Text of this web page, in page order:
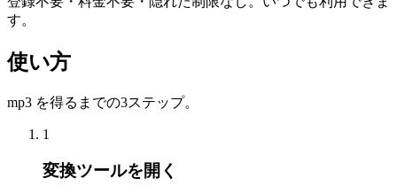
す。
使い方
mp3 を得るまでの3ステップ。
1
変換ツールを開く